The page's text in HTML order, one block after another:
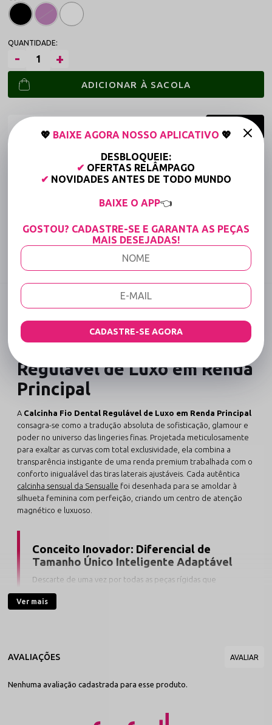
ADICIONAR À SACOLA
Frete grátis a partir de R$149,90 (Varejo)*
Até 6x Sem Juros (Varejo)
15% OFF para Compras Acima de R$400,00 (Varejo)
Tabela de medidas
Compartilhe:
Calcinha Fio Dental
Regulável de Luxo em Renda
Principal
A Calcinha Fio Dental Regulável de Luxo em Renda Principal
consagra-se como a tradução absoluta de sofisticação, glamour e
poder no universo das lingeries finas. Projetada meticulosamente
para exaltar as curvas com total exclusividade, ela combina a
transparência instigante de uma renda premium trabalhada com o
conforto inigualável das tiras laterais ajustáveis. Cada autêntica
calcinha sensual da Sensualle foi desenhada para se amoldar à
silhueta feminina com perfeição, criando um centro de atenção
magnético e luxuoso.
Conceito Inovador: Diferencial de
Tamanho Único Inteligente Adaptável
Descarte de uma vez por todas as peças rígidas que
inteiramente estruturado sob a proposta de
milimetricamente ao corpo de forma dermo-gentil.
A engenharia têxtil dessa calcinha fio dental prioriza o toque suave
arabescos florais promove um sofisticado jogo de esconde-e-
Ver mais
Nenhuma avaliação cadastrada para esse produto.
💖 BAIXE AGORA NOSSO APLICATIVO 💖
DESBLOQUEIE:
✔ OFERTAS RELÂMPAGO
✔ NOVIDADES ANTES DE TODO MUNDO
BAIXE O APP👈
GOSTOU? CADASTRE-SE E GARANTA AS PEÇAS
MAIS DESEJADAS!
CADASTRE-SE AGORA